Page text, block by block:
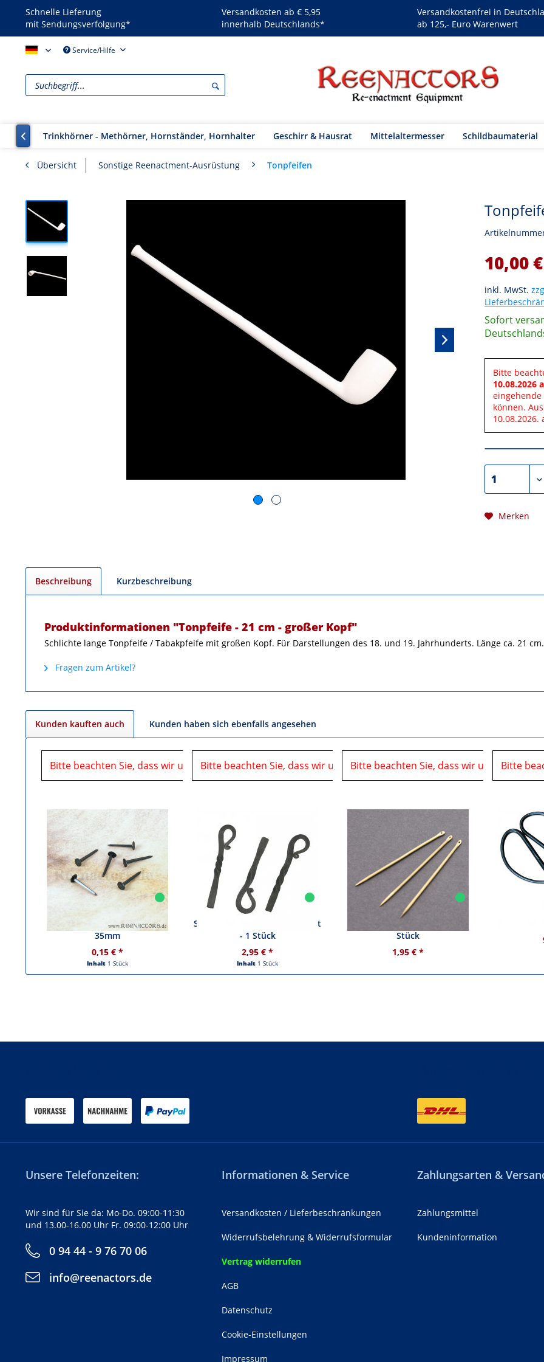
Schnelle Lieferung
mit Sendungsverfolgung*
Versandkosten ab € 5,95
innerhalb Deutschlands*
Versandkostenfrei in
ab 125,- Euro Warenwert
Reenactors - DEService/Hilfe
Trinkhörner - Methörner, Hornständer, Hornhalter Geschirr & Hausrat Mittelaltermesser Schildbaumaterial

Übersicht Sonstige Reenactment-Ausrüstung Tonpfeifen
10,00
inkl. MwSt.
Sofort
Bitte
10.08.2026
können.
Merken
Beschreibung Kurzbeschreibung
Produktinformationen "Tonpfeife - 21 cm - großer Kopf"
Schlichte lange Tonpfeife / Tabakpfeife mit großen Kopf. Für Darstellungen des 18. und 19. Jahrhunderts. Länge ca. 21
Fragen zum Artikel?
Kunden kauften auch Kunden haben sich ebenfalls angesehen
Bitte beachten Sie, dass wir uns in der Zeit vom 06.08.2026 bis 10.08.2026 auf einer Veranstaltung
Geschmiedete Vierkantnägel,
35mm
0,15 € *
Inhalt 1 Stück
Bitte beachten Sie, dass wir uns in der Zeit vom 06.08.2026 bis
Schraubendreher geschmiedet
- 1 Stück
2,95 € *
Inhalt 1 Stück
Bitte beachten Sie, dass wir uns in der
Stück
1,95 € *
Bitte
Unsere Telefonzeiten:
Wir sind für Sie da: Mo-Do. 09:00-11:30
und 13.00-16.00 Uhr Fr. 09:00-12:00 Uhr
0 94 44 - 9 76 70 06
info@reenactors.de
Informationen & Service
Versandkosten / Lieferbeschränkungen
Widerrufsbelehrung & Widerrufsformular
Vertrag widerrufen
AGB
Datenschutz
Cookie-Einstellungen
Impressum
Zahlungsarten &
Zahlungsmittel
Kundeninformation